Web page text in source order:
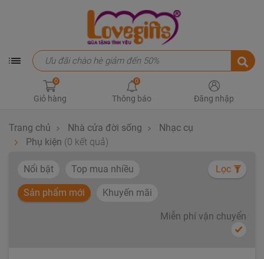
0
Giỏ hàng
0
Thông báo Đăng nhập
Trang chủ Nhà cửa đời sống
Nhạc cụ
Phụ kiện (0 kết quả)
Nổi bật Top mua nhiều
Sản phẩm mới Khuyến mãi
Lọc
Miễn phí vận chuyển